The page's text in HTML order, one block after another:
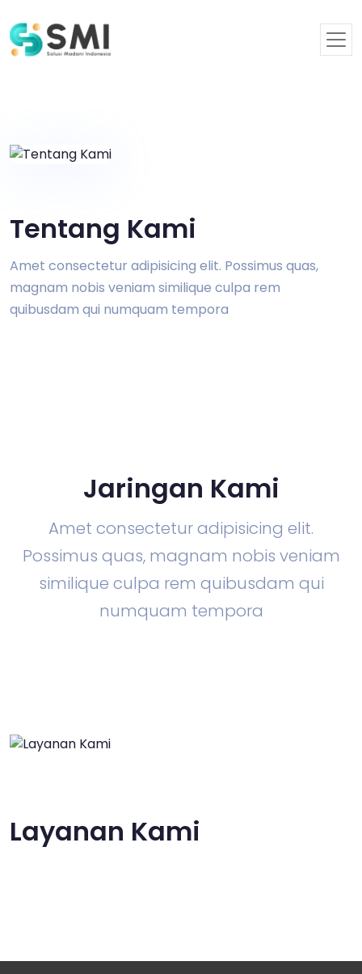
Tentang Kami
Amet consectetur adipisicing elit. Possimus quas,
magnam nobis veniam similique culpa rem
quibusdam qui numquam tempora
Jaringan Kami
Amet consectetur adipisicing elit.
Possimus quas, magnam nobis veniam
similique culpa rem quibusdam qui
numquam tempora
Layanan Kami